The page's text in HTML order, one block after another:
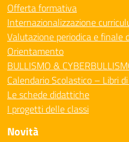
Offerta formativa
Internazionalizzazione
Valutazione periodica e finale
Orientamento
BULLISMO &
Calendario Scolastico – Libri
Le schede didattiche
I progetti delle classi
Novità